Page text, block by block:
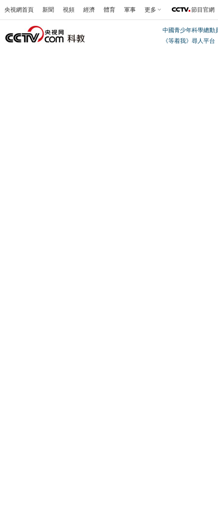
央視網首頁 新聞 視頻 經濟 體育 軍事 更多 節目官網
中國青少年科學總動
《等着我》尋人平台